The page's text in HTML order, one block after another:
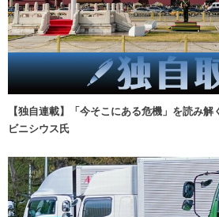
【独自連載】「今そこにある危機」を読み
ビニシウス氏